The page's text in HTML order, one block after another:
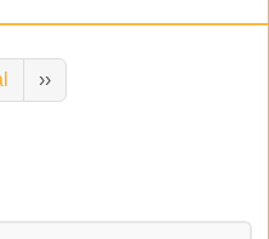
Következő oldal
››